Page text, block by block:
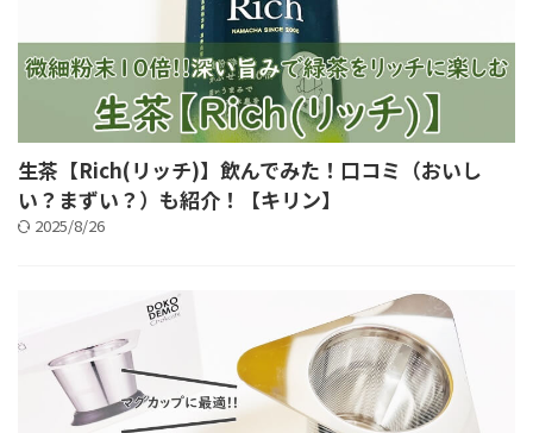
生茶【Rich(リッチ)】飲んでみた！口コミ（おいし
い？まずい？）も紹介！【キリン】
2025/8/26